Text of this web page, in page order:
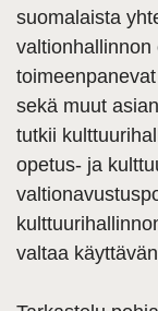
suomalaista
valtionhallinnon
toimeenpanevat
seka muut
tutkii
opetus- ja
valtaa